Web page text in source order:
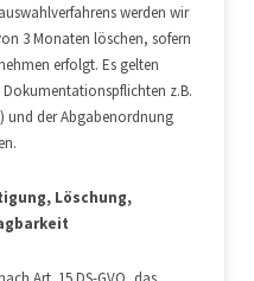
werden wir
3 Monaten löschen, sofern
erfolgt. Es gelten
z.B.
und der Abgabenordnung
Löschung,